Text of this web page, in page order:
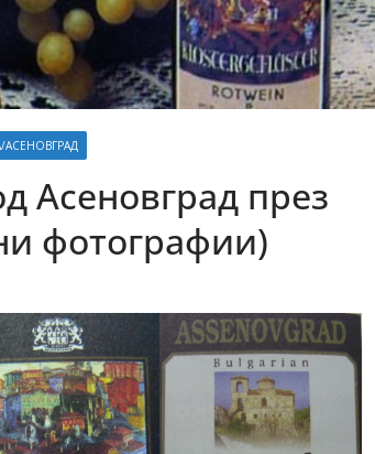
АСЕНОВГРАД
Асеновград през
фотографии)